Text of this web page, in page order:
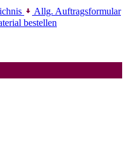
Allg. Auftragsformular
bestellen